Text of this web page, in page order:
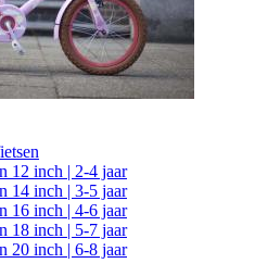
12 inch | 2-4 jaar
14 inch | 3-5 jaar
16 inch | 4-6 jaar
18 inch | 5-7 jaar
20 inch | 6-8 jaar